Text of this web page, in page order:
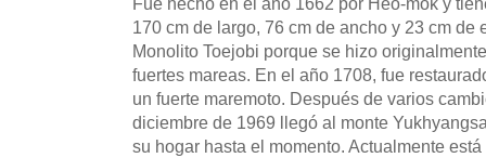
170 cm de largo, 76 cm de ancho y 23 cm de
Monolito Toejobi porque se hizo
fuertes mareas. En el año 1708, fue
un fuerte maremoto. Después de varios
diciembre de 1969 llegó al monte
su hogar hasta el momento. Actualmente